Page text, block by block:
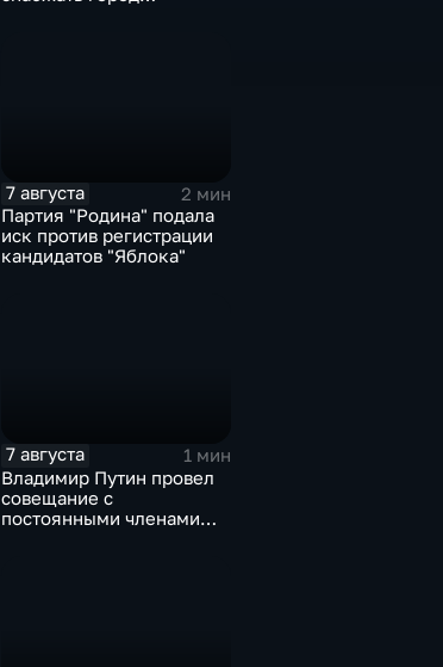
7 августа
2 мин
Партия "Родина" подала
иск против регистрации
кандидатов "Яблока"
7 августа
1 мин
Владимир Путин провел
совещание с
постоянными членами